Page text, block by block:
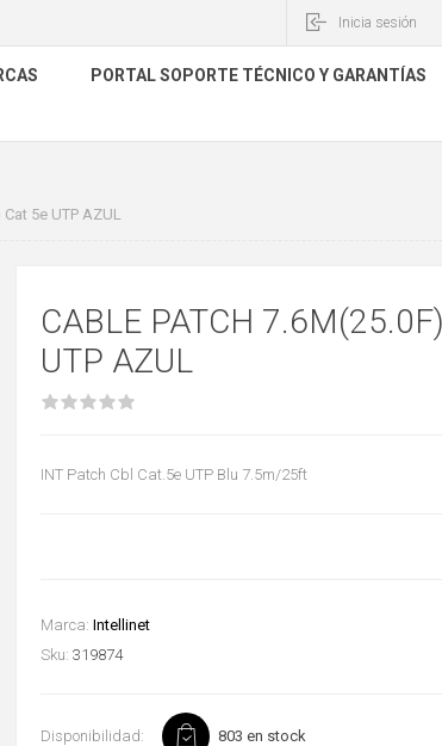
Inicia sesión
PORTAL SOPORTE TÉCNICO Y GARANTÍAS
Cat 5e UTP AZUL
CABLE PATCH
UTP AZUL
INT Patch Cbl Cat.5e UTP Blu 7.5m/25ft
Marca: Intellinet
Sku: 319874
Disponibilidad: 803 en stock